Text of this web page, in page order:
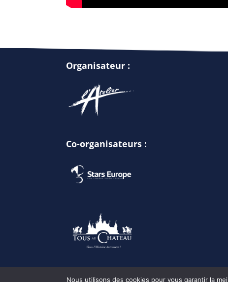
Organisateur :
Co-organisateurs :
Nous utilisons des cookies pour vous garantir la